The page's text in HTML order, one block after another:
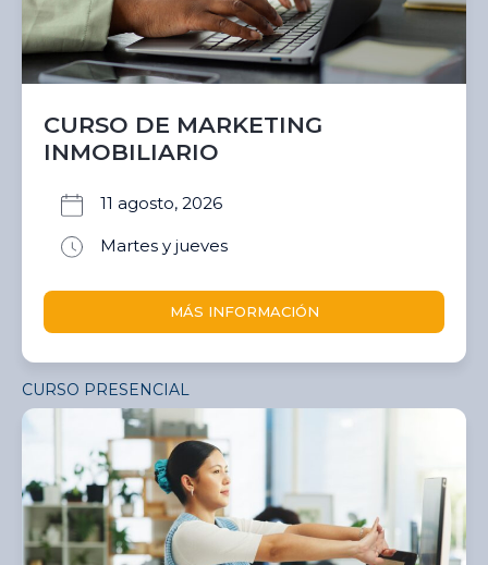
CURSO DE MARKETING
INMOBILIARIO
11 agosto, 2026
Martes y jueves
MÁS INFORMACIÓN
CURSO PRESENCIAL